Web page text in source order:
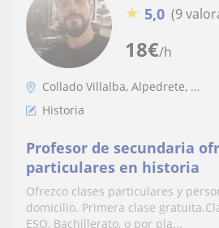
18€/h
★ 5,0 (9
Collado Villalba, Alpedrete, ...
Historia
Profesor de secundaria
particulares en historia
Ofrezco clases particulares y
domicilio. Primera clase
ESO, Bachillerato, o por pla...